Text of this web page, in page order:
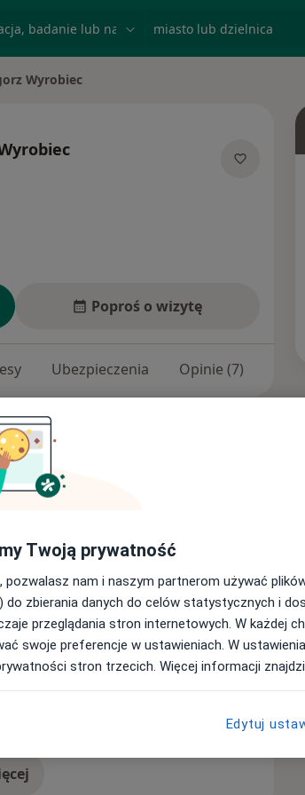
Wyrobiec
Poproś o wizytę
Ubezpieczenia Opinie (7)
wewnętrznych - adiunkt Śląskiego
i Patologii Komórki w Zabrzu
orzeczeń o zdolności do
do ukończenia 21 roku życia
życia - certyfikat Polskiego
Nożnej - uprawniony do
piłki nożnej zespołów
- certfikat PZPN nr
Choroba wieńcowa
Cukrzyca
Twoją prywatność
pozwalasz nam i naszym partnerom używać
do zbierania danych do celów statystycznych i
przeglądania stron internetowych. W każdej
swoje preferencje w ustawieniach. W
stron trzecich. Więcej informacji
Edytuj